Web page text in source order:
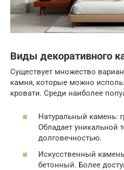
Виды декоративного
Существует множество
камня, которые можно
кровати. Среди наиболее
Натуральный камень:
Обладает уникальной
долговечностью.
Искусственный
бетонный. Более